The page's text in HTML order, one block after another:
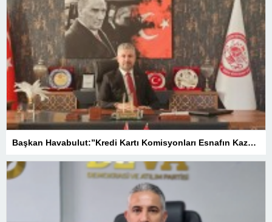
Başkan Havabulut:”Kredi Kartı Komisyonları Esnafın Kazancını Eritiyor”